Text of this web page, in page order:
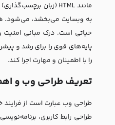
حیاتی است. درک مبانی امنیت
پایه‌های قوی را برای رشد و
را با اطمینان و مهارت اجرا کند.
تعریف طراحی وب و
طراحی وب عبارت است از
طراحی رابط کاربری،